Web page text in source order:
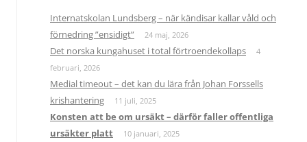
Internatskolan Lundsberg – när kändisar kallar våld och
förnedring ”ensidigt”
24 maj, 2026
Det norska kungahuset i total förtroendekollaps
4
februari, 2026
Medial timeout – det kan du lära från Johan Forssells
krishantering
11 juli, 2025
Konsten att be om ursäkt – därför faller offentliga
ursäkter platt
10 januari, 2025